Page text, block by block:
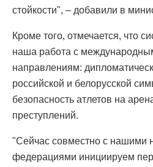
стойкости", – добавили в
Кроме того, отмечается, что
наша работа с
направлениям:
российской и белорусской
безопасность атлетов на
преступлений.
"Сейчас совместно с нашими
федерациями инициируем